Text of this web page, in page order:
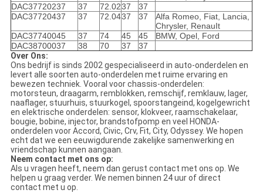
DAC37720237
37 72.0237
37
DAC37720437
37 72.0437 37
Alfa Romeo, Fiat, Lancia,
Chrysler, RenauIt
DAC37740045
37 74 45 45
BMW, Opel, Ford
DAC38700037
38 70 37
37
Over Ons:
Ons bedrijf is sinds 2002 gespecialiseerd in auto-onderdelen en
levert alle soorten auto-onderdelen met ruime ervaring en
bewezen techniek. Vooral voor chassis-onderdelen:
motorsteun, draagarm, remblokken, remschijf, remklauw, lager,
naaflager, stuurhuis, stuurkogel, spoorstangeind, kogelgewricht
en elektrische onderdelen: sensor, klokveer, raamschakelaar,
bougie, bobine, injector, brandstofpomp en veel HONDA-
onderdelen voor Accord, Civic, Crv, Fit, City, Odyssey. We hopen
echt dat we een eeuwigdurende zakelijke samenwerking en
vriendschap kunnen aangaan.
Neem contact met ons op:
Als u vragen heeft, neem dan gerust contact met ons op. We
helpen u graag verder. We nemen binnen 24 uur of direct
contact met u op.